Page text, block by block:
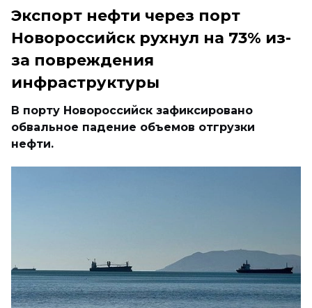
Экспорт нефти через порт
Новороссийск рухнул на 73% из-
за повреждения
инфраструктуры
В порту Новороссийск зафиксировано
обвальное падение объемов отгрузки
нефти.